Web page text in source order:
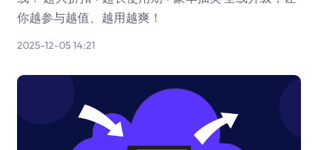
你越参与越值、越用越爽！
2025-12-05 14:21